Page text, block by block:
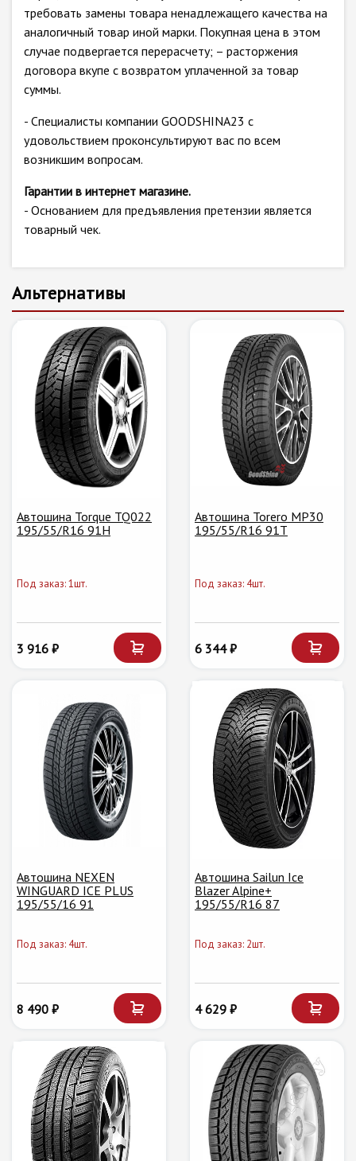
требовать замены товара ненадлежащего качества на
аналогичный товар иной марки. Покупная цена в этом
случае подвергается перерасчету; – расторжения
договора вкупе с возвратом уплаченной за товар
суммы.
- Специалисты компании GOODSHINA23 с
удовольствием проконсультируют вас по всем
возникшим вопросам.
Гарантии в интернет магазине.
- Основанием для предъявления претензии является
товарный чек.
Альтернативы
Автошина Torque TQ022
195/55/R16 91H
Под заказ: 1шт.
3 916 ₽
Автошина Torero MP30
195/55/R16 91T
Под заказ: 4шт.
6 344 ₽
Автошина NEXEN
WINGUARD ICE PLUS
195/55/16 91
Под заказ: 4шт.
8 490 ₽
Автошина Sailun Ice
Blazer Alpine+
195/55/R16 87
Под заказ: 2шт.
4 629 ₽